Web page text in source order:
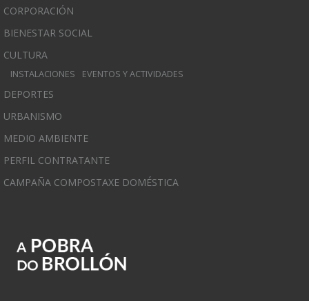
CORPORACIÓN
BIENESTAR SOCIAL
CULTURA
INSTALACIONES EVENTOS Y ACTIVIDADES
DEPORTES
URBANISMO
MEDIO AMBIENTE
PERFIL CONTRATANTE
CAMPAÑA COMPOSTAXE DOMÉSTICA